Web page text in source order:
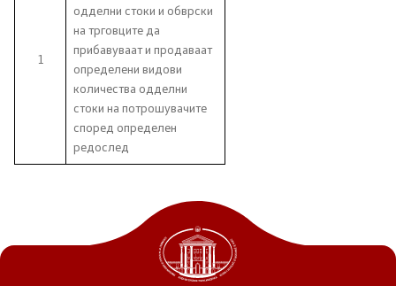
Министерства
Органи во состав
Национални координатори
Генерален Секретаријат
1
одделни стоки и обврски
на трговците да
прибавуваат и продаваат
определени видови
количества одделни
стоки на потрошувачите
според определен
редослед